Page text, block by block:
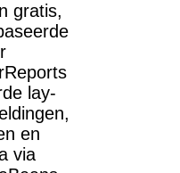
gratis,
lay-
en
via